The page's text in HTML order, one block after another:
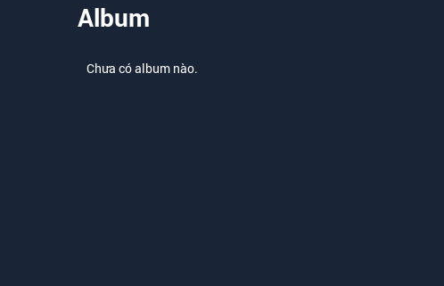
Album
Chưa có album nào.